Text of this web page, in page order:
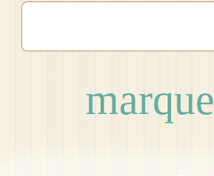
marque